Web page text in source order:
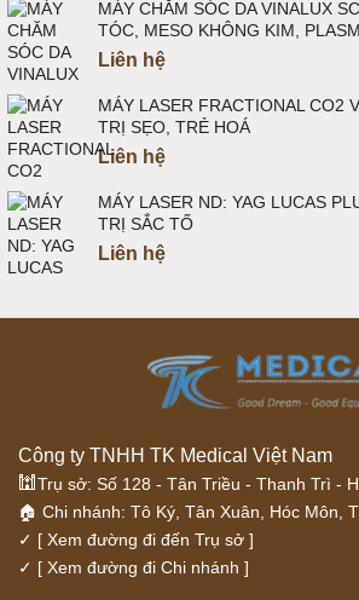
MÁY CHĂM SÓC DA VINALUX
TÓC, MESO KHÔNG KIM,
Liên hệ
MÁY LASER FRACTIONAL CO2
TRỊ SẸO, TRẺ HOÁ
Liên hệ
MÁY LASER ND: YAG LUCAS
TRỊ SẮC TỐ
Liên hệ
Công ty TNHH TK Medical Việt Nam
🕍 Trụ sở: Số 128 - Tân Triều - Thanh Trì -
🏠 Chi nhánh: Tô Ký, Tân Xuân, Hóc Môn,
✓ [ Xem đường đi đến Trụ sở ]
✓ [ Xem đường đi Chi nhánh ]